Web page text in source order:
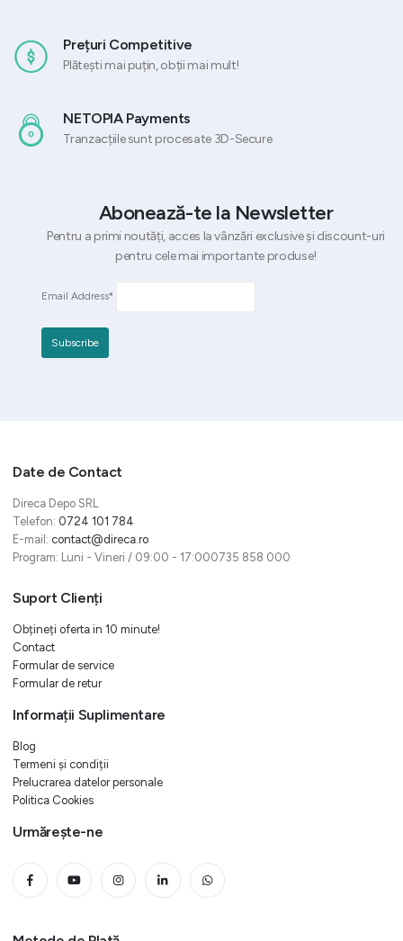
Prețuri Competitive
Plătești mai puțin, obții mai mult!
NETOPIA Payments
Tranzacțiile sunt procesate 3D-Secure
Abonează-te la Newsletter
Pentru a primi noutăți, acces la vânzări exclusive și discount-uri
pentru cele mai importante produse!
Email Address*
Date de Contact
Direca Depo SRL
Telefon: 0724 101 784
E-mail: contact@direca.ro
Program: Luni - Vineri / 09:00 - 17:000735 858 000
Suport Clienți
Obțineți oferta in 10 minute!
Contact
Formular de service
Formular de retur
Informații Suplimentare
Blog
Termeni și condiții
Prelucrarea datelor personale
Politica Cookies
Urmărește-ne